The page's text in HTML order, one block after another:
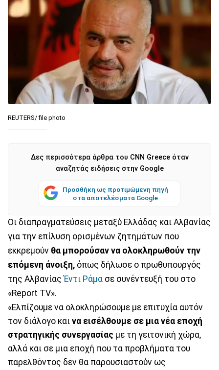
REUTERS/ file photo
Δες περισσότερα άρθρα του CNN Greece όταν
αναζητάς ειδήσεις στην Google
Προσθήκη ως προτιμώμενη πηγή
στα αποτελέσματα Google
Οι διαπραγματεύσεις μεταξύ Ελλάδας και Αλβανίας
για την επίλυση ορισμένων ζητημάτων που
εκκρεμούν θα μπορούσαν να ολοκληρωθούν την
επόμενη άνοιξη, όπως δήλωσε ο πρωθυπουργός
της ΑλβανίαςΈντι Ράμα σε συνέντευξή του στο
«Report TV».
«Ελπίζουμε να ολοκληρώσουμε με επιτυχία αυτόν
τον διάλογο και να εισέλθουμε σε μια νέα εποχή
στρατηγικής συνεργασίας με τη γειτονική χώρα,
αλλά και σε μια εποχή που τα προβλήματα του
παρελθόντος δεν θα παρουσιαστούν ως